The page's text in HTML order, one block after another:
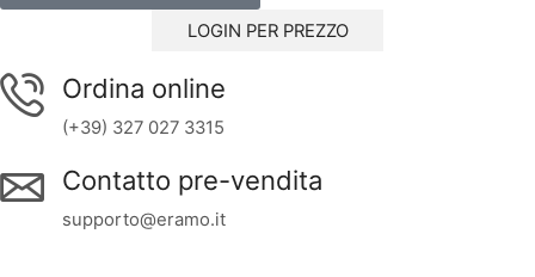
LOGIN PER PREZZO
Ordina online
(+39) 327 027 3315
Contatto pre-vendita
supporto@eramo.it